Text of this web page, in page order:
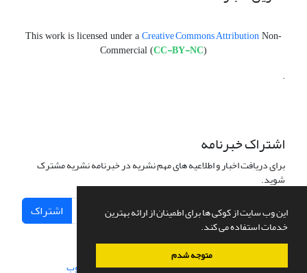
این وب سایت از کوکی ها برای اطمینان از ارائه بهترین
خدمات استفاده می کند.
متوجه شدم
This work is licensed under a Creative Commons Attribution Non-
Commercial (CC-BY-NC)
.
اشتراک خبرنامه
برای دریافت اخبار و اطلاعیه های مهم نشریه در خبرنامه نشریه مشترک
شوید.
اشتراک
سامانه مدیریت نشریات علمی.طراحی و پیاده سازی از سیناوب